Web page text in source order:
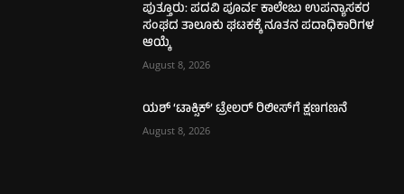
ಪುತ್ತೂರು: ಪದವಿ ಪೂರ್ವ ಕಾಲೇಜು ಉಪನ್ಯಾಸಕರ
ಸಂಘದ ತಾಲೂಕು ಘಟಕಕ್ಕೆ ನೂತನ ಪದಾಧಿಕಾರಿಗಳ
ಆಯ್ಕೆ
August 8, 2026
ಯಶ್ ‘ಟಾಕ್ಸಿಕ್’ ಟ್ರೇಲರ್ ರಿಲೀಸ್‌ಗೆ ಕ್ಷಣಗಣನೆ
August 8, 2026